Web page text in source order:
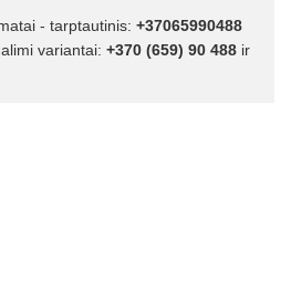
- tarptautinis: +37065990488
variantai: +370 (659) 90 488 ir